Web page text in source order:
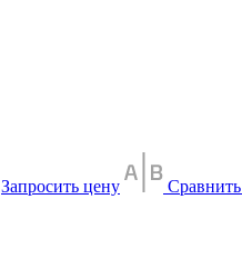
Запросить цену Сравнить